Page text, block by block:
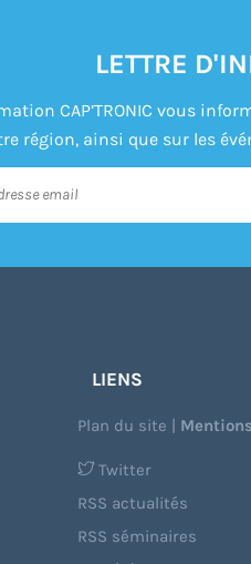
LETTRE
CAP’TRONIC vous
région, ainsi que sur les
LIENS
Plan du site
Twitter
RSS actualités
RSS séminaires